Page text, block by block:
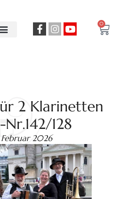
0
2 Klarinetten
Nr.142/128
Februar 2026